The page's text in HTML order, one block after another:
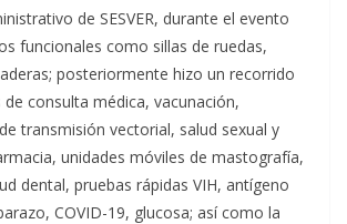
de SESVER, durante el evento
funcionales como sillas de ruedas,
posteriormente hizo un recorrido
consulta médica, vacunación,
transmisión vectorial, salud sexual y
unidades móviles de mastografía,
dental, pruebas rápidas VIH, antígeno
COVID-19, glucosa; así como la